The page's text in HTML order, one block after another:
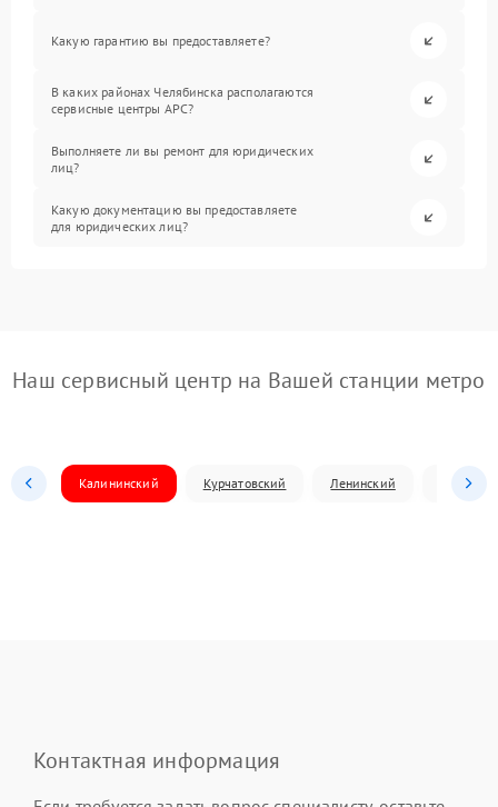
Какую гарантию вы предоставляете?
В каких районах Челябинска располагаются
сервисные центры APC?
Выполняете ли вы ремонт для юридических
лиц?
Какую документацию вы предоставляете
для юридических лиц?
Наш сервисный центр на Вашей станции метро
Калининский Курчатовский Ленинский
Контактная информация